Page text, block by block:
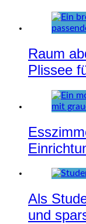
Raum
Plissee
Als
und